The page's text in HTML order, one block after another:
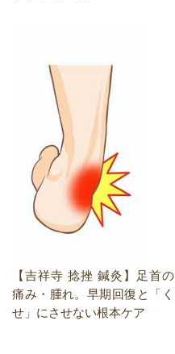
【吉祥寺 捻挫 鍼灸】足首の
痛み・腫れ。早期回復と「く
せ」にさせない根本ケア